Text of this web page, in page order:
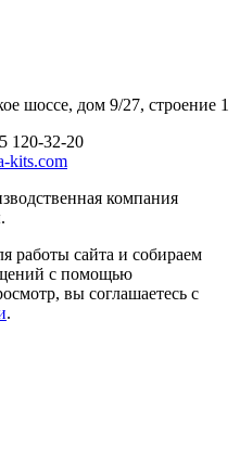
шоссе, дом 9/27, строение 1
120-32-20
kits.com
компания
работы сайта и собираем
с помощью
вы соглашаетесь с
.